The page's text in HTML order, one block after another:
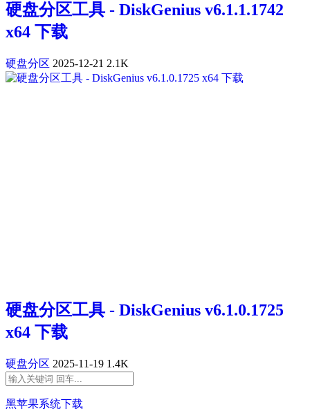
硬盘分区工具 - DiskGenius v6.1.1.1742
x64 下载
硬盘分区 2025-12-21 2.1K
硬盘分区工具 - DiskGenius v6.1.0.1725
x64 下载
硬盘分区 2025-11-19 1.4K
黑苹果系统下载